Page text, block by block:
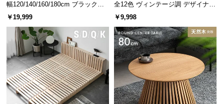
幅120/140/160/180cm ブラックフ
レーム ダイニング 大理石調 4人掛
￥19,999
全12色 ヴィンテージ調 デザイナー
ズシェルチェア
￥9,998